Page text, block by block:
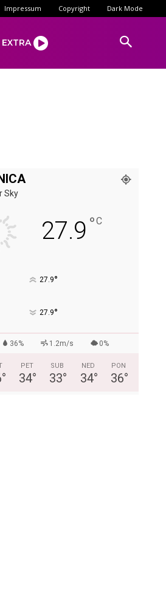
Impressum Copyright Dark Mode
EXTRA
Sky
27.9 °C
27.9°
27.9°
36% 1.2m/s 0%
°
PET
34°
SUB
33°
NED
34°
PON
36°